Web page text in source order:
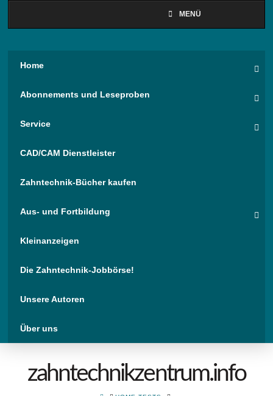
MENÜ
Home
Abonnements und Leseproben
Service
CAD/CAM Dienstleister
Zahntechnik-Bücher kaufen
Aus- und Fortbildung
Kleinanzeigen
Die Zahntechnik-Jobbörse!
Unsere Autoren
Über uns
zahntechnikzentrum.info